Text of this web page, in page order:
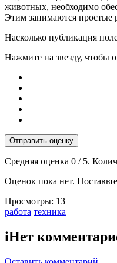
животных, необходимо
Этим занимаются простые
Насколько публикация
Нажмите на звезду, чтобы
Отправить оценку
Средняя оценка 0 / 5.
Оценок пока нет.
Просмотры: 13
Тэги:
работа техника
iНет